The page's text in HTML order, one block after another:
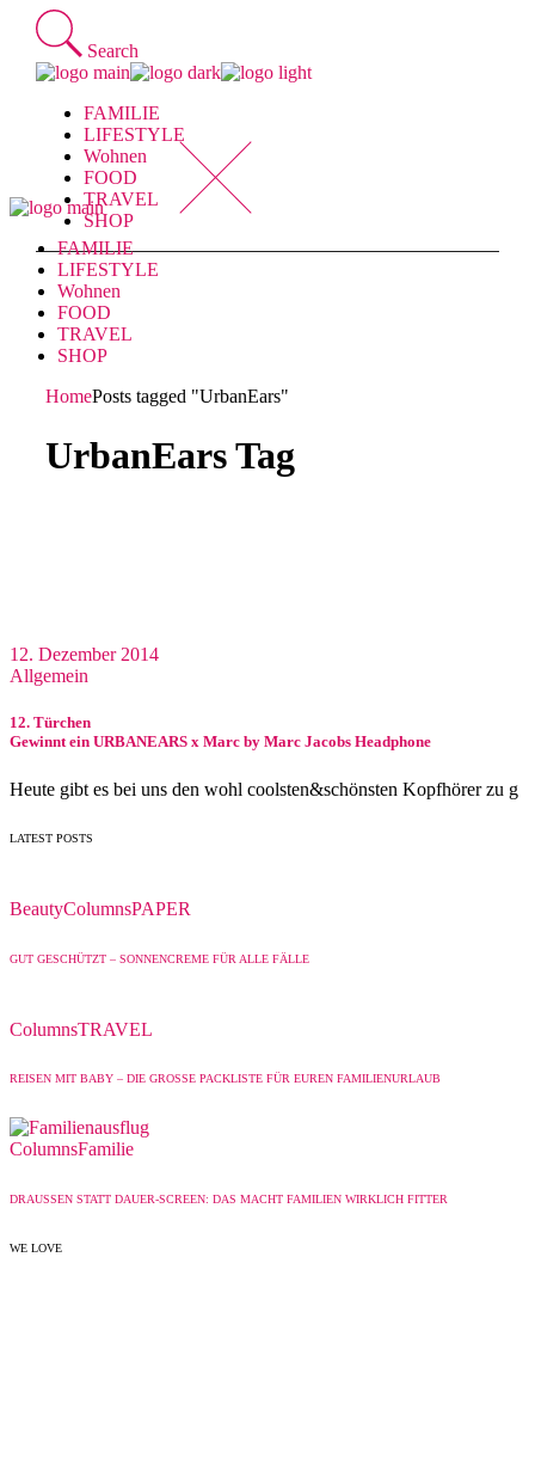
Skip
content
Search
FAMILIE
LIFESTYLE
Wohnen
FOOD
TRAVEL
SHOP
FAMILIE
LIFESTYLE
Wohnen
FOOD
TRAVEL
SHOP
HomePosts tagged "UrbanEars"
UrbanEars Tag
12. Dezember 2014
Allgemein
12. Türchen
Gewinnt ein URBANEARS x Marc by Marc Jacobs Headphone
Heute gibt es bei uns den wohl coolsten&schönsten Kopfhörer zu g
LATEST POSTS
BeautyColumnsPAPER
GUT GESCHÜTZT – SONNENCREME FÜR ALLE FÄLLE
ColumnsTRAVEL
REISEN MIT BABY – DIE GROSSE PACKLISTE FÜR EUREN FAMILIENURLAUB
ColumnsFamilie
DRAUSSEN STATT DAUER-SCREEN: DAS MACHT FAMILIEN WIRKLICH FITTER
WE LOVE